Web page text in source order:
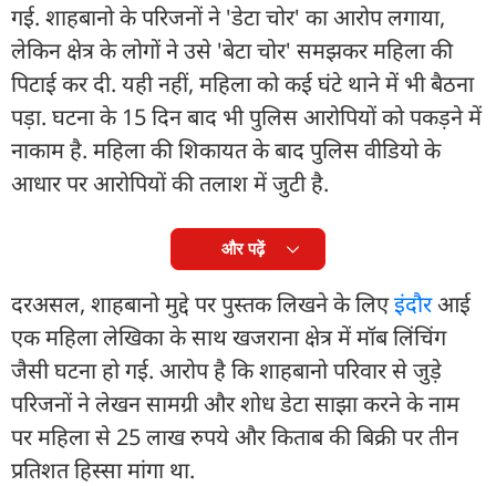
गई. शाहबानो के परिजनों ने 'डेटा चोर' का आरोप लगाया,
लेकिन क्षेत्र के लोगों ने उसे 'बेटा चोर' समझकर महिला की
पिटाई कर दी. यही नहीं, महिला को कई घंटे थाने में भी बैठना
पड़ा. घटना के 15 दिन बाद भी पुलिस आरोपियों को पकड़ने में
नाकाम है. महिला की शिकायत के बाद पुलिस वीडियो के
आधार पर आरोपियों की तलाश में जुटी है.
और पढ़ें
दरअसल, शाहबानो मुद्दे पर पुस्तक लिखने के लिएइंदौरआई
एक महिला लेखिका के साथ खजराना क्षेत्र में मॉब लिंचिंग
जैसी घटना हो गई. आरोप है कि शाहबानो परिवार से जुड़े
परिजनों ने लेखन सामग्री और शोध डेटा साझा करने के नाम
पर महिला से 25 लाख रुपये और किताब की बिक्री पर तीन
प्रतिशत हिस्सा मांगा था.